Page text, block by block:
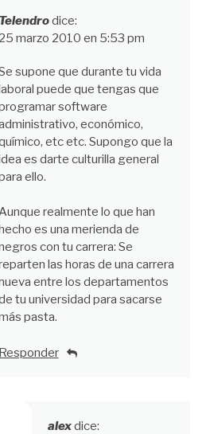
Telendrodice:
25 marzo 2010 en 5:53 pm
supone que durante tu vida
puede que tengas que
software
económico,
etc etc. Supongo que la
es darte culturilla general
ello.
realmente lo que han
hecho es una merienda de
con tu carrera: Se
las horas de una carrera
entre los departamentos
tu universidad para sacarse
pasta.
Responder
alexdice: